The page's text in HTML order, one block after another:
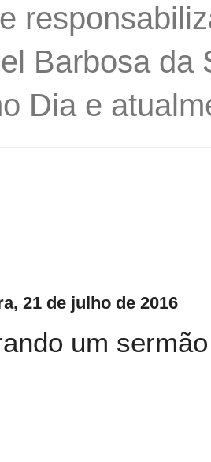
Barbosa da
Dia e
21 de julho de 2016
um sermão